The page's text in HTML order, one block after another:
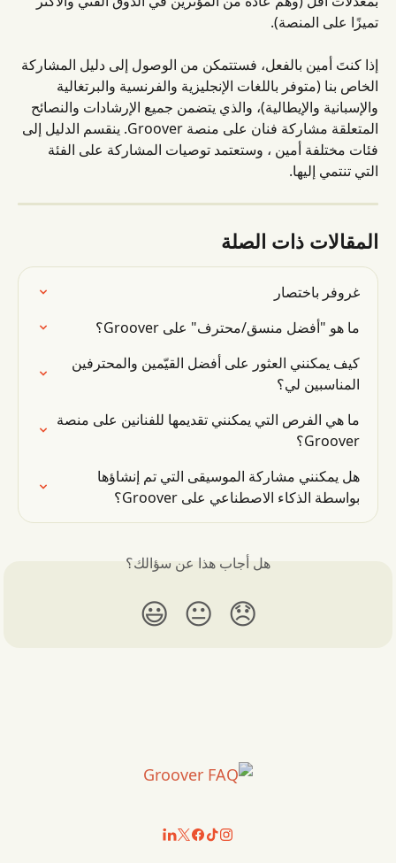
تميزًا على المنصة).
إذا كنتَ أمين بالفعل، فستتمكن من الوصول إلى دليل المشاركة
الخاص بنا (متوفر باللغات الإنجليزية والفرنسية والبرتغالية
والإسبانية والإيطالية)، والذي يتضمن جميع الإرشادات والنصائح
المتعلقة مشاركة فنان على منصة Groover. ينقسم الدليل إلى
فئات مختلفة أمين ، وستعتمد توصيات المشاركة على الفئة
التي تنتمي إليها.
المقالات ذات الصلة
غروفر باختصار
ما هو "أفضل منسق/محترف" على Groover؟
كيف يمكنني العثور على أفضل القيّمين والمحترفين
المناسبين لي؟
ما هي الفرص التي يمكنني تقديمها للفنانين على منصة
Groover؟
هل يمكنني مشاركة الموسيقى التي تم إنشاؤها
بواسطة الذكاء الاصطناعي على Groover؟
هل أجاب هذا عن سؤالك؟
😞
😐
😃